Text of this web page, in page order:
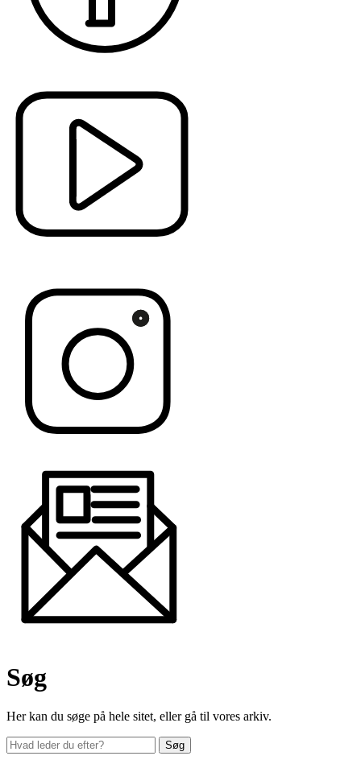
Søg
Her kan du søge på hele sitet, eller gå til vores arkiv.